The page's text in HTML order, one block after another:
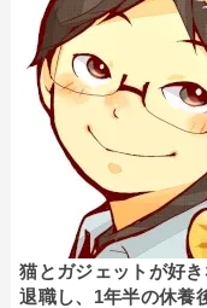
猫とガジェットが好
退職し、1年半の休養